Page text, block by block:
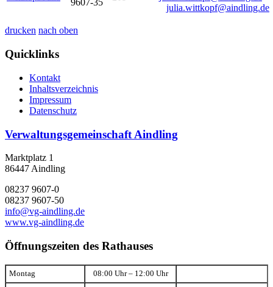
9607-35
julia.wittkopf@aindling.de
drucken nach oben
Quicklinks
Kontakt
Inhaltsverzeichnis
Impressum
Datenschutz
Verwaltungsgemeinschaft Aindling
Marktplatz 1
86447 Aindling
08237 9607-0
08237 9607-50
info@vg-aindling.de
www.vg-aindling.de
Öffnungszeiten des Rathauses
Montag 08:00 Uhr – 12:00 Uhr